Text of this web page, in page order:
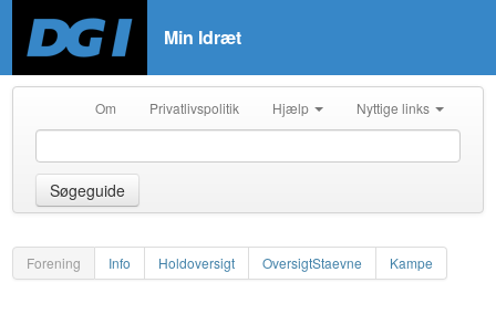
Min Idræt
Om Privatlivspolitik Hjælp Nyttige links
Søgeguide
Forening Info Holdoversigt OversigtStaevne Kampe